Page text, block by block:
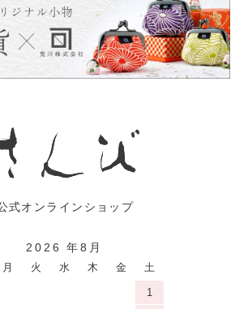
2026 年8月
月 火 水 木 金 土
1